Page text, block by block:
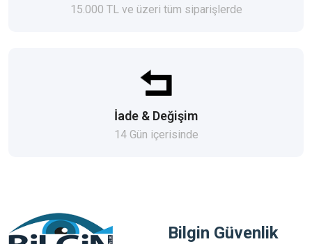
15.000 TL ve üzeri tüm siparişlerde
İade & Değişim
14 Gün içerisinde
Bilgin Güvenlik